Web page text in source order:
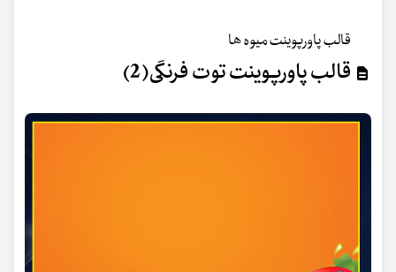
قالب پاورپوینت میوه ها
قالب پاورپوینت توت فرنگی(2)